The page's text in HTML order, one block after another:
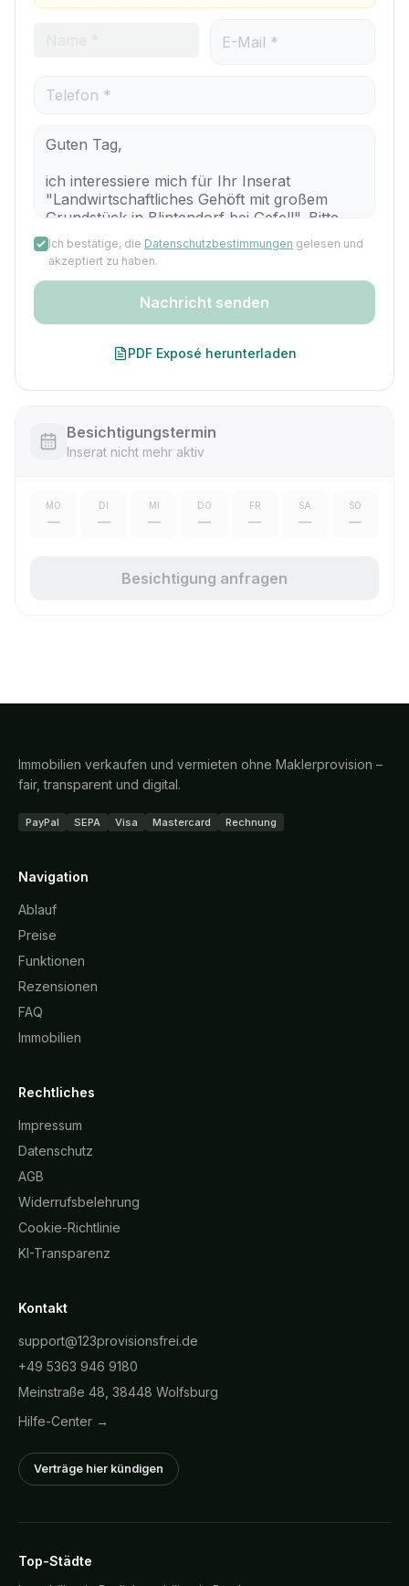
Ich bestätige, die Datenschutzbestimmungen gelesen und
akzeptiert zu haben.
Nachricht senden
PDF Exposé herunterladen
Besichtigungstermin
Inserat nicht mehr aktiv
MO
—
DI
—
MI
—
DO
—
FR
—
SA
—
SO
—
Besichtigung anfragen
Immobilien verkaufen und vermieten ohne Maklerprovision –
fair, transparent und digital.
PayPal SEPA Visa Mastercard Rechnung
Navigation
Ablauf
Preise
Funktionen
Rezensionen
FAQ
Immobilien
Rechtliches
Impressum
Datenschutz
AGB
Widerrufsbelehrung
Cookie-Richtlinie
KI-Transparenz
Kontakt
support@123provisionsfrei.de
+49 5363 946 9180
Meinstraße 48, 38448 Wolfsburg
Hilfe-Center →
Verträge hier kündigen
Top-Städte